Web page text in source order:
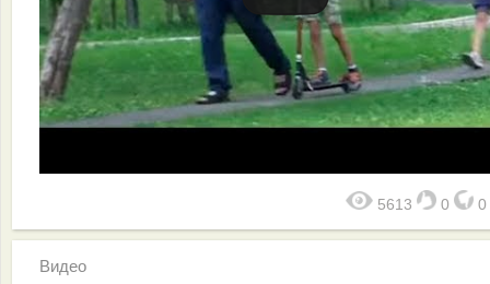
5613 0 0
Видео